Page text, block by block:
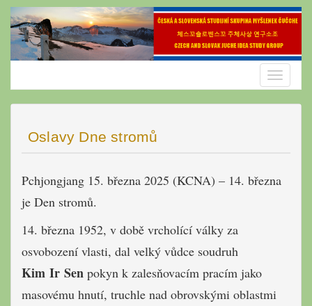
Skip
content
Toggle
Oslavy Dne stromů
Pchjongjang 15. března 2025 (KCNA) – 14. března
je Den stromů.
14. března 1952, v době vrcholící války za
osvobození vlasti, dal velký vůdce soudruh
Kim Ir Sen pokyn k zalesňovacím pracím jako
masovému hnutí, truchle nad obrovskými oblastmi